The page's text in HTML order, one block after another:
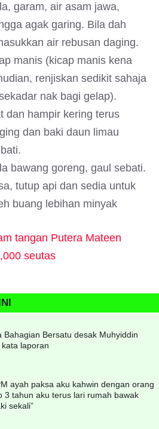
garam, air asam jawa,
agak garing. Bila dah
air rebusan daging.
manis (kicap manis kena
renjiskan sedikit sahaja
nak bagi gelap).
dan hampir kering terus
dan baki daun limau
bawang goreng, gaul sebati.
tutup api dan sedia untuk
buang lebihan minyak
tangan Putera Mateen
seutas
Bahagian Bersatu desak Muhyiddin
laporan
ayah paksa aku kahwin dengan orang
3 tahun aku terus lari rumah bawak
sekali”